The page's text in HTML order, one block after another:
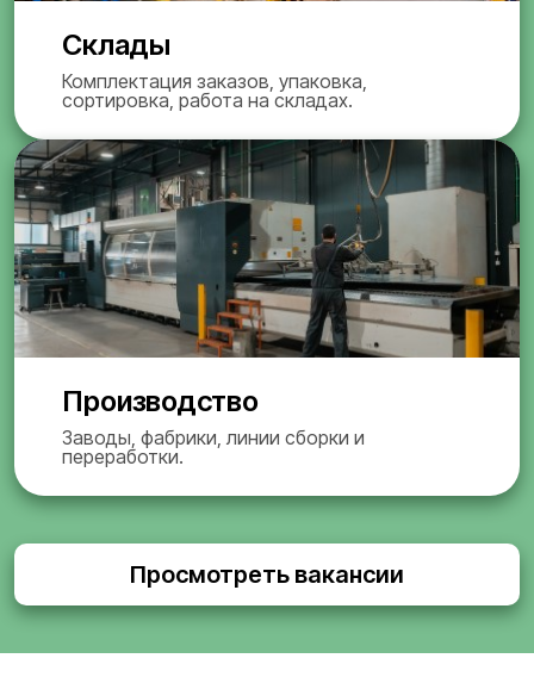
Склады
Комплектация заказов, упаковка,
сортировка, работа на складах.
Производство
Заводы, фабрики, линии сборки и
переработки.
Просмотреть вакансии